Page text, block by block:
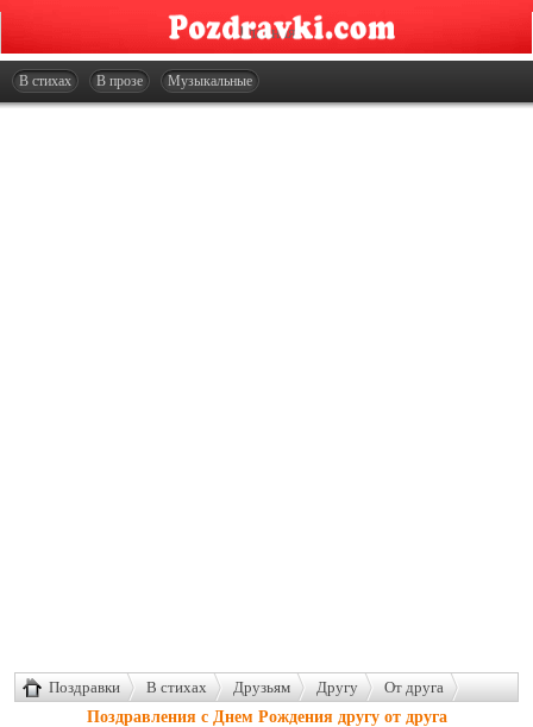
Главная
Открытки
В стихах В прозе Музыкальные
Поздравки В стихах Друзьям Другу
От друга
Поздравления с Днем Рождения другу от друга